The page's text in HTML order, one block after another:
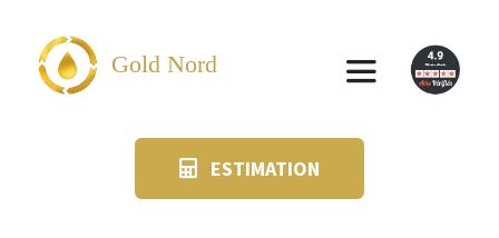
contenu
Gold Nord
Toggle
ESTIMATION